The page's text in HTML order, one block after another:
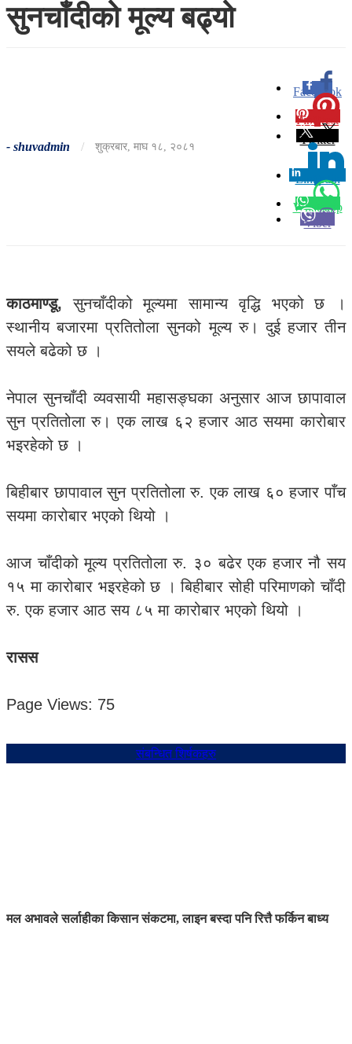
सुनचाँदीको मूल्य बढ्यो
- shuvadmin / शुक्रबार, माघ १८, २०८१
Facebook
0
Pinterest
Twitter
Linkedin
0
Whatsapp
Viber
काठमाण्डू, सुनचाँदीको मूल्यमा सामान्य वृद्धि भएको छ ।
स्थानीय बजारमा प्रतितोला सुनको मूल्य रु। दुई हजार तीन
सयले बढेको छ ।
नेपाल सुनचाँदी व्यवसायी महासङ्घका अनुसार आज छापावाल
सुन प्रतितोला रु। एक लाख ६२ हजार आठ सयमा कारोबार
भइरहेको छ ।
बिहीबार छापावाल सुन प्रतितोला रु. एक लाख ६० हजार पाँच
सयमा कारोबार भएको थियो ।
आज चाँदीको मूल्य प्रतितोला रु. ३० बढेर एक हजार नौ सय
१५ मा कारोबार भइरहेको छ । बिहीबार सोही परिमाणको चाँदी
रु. एक हजार आठ सय ८५ मा कारोबार भएको थियो ।
रासस
Page Views: 75
संबन्धित शिर्षकहरु
मल अभावले सर्लाहीका किसान संकटमा, लाइन बस्दा पनि रित्तै फर्किन बाध्य